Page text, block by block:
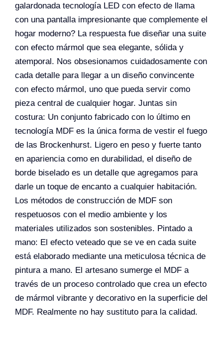
galardonada tecnología LED con efecto de llama
con una pantalla impresionante que complemente el
hogar moderno? La respuesta fue diseñar una suite
con efecto mármol que sea elegante, sólida y
atemporal. Nos obsesionamos cuidadosamente con
cada detalle para llegar a un diseño convincente
con efecto mármol, uno que pueda servir como
pieza central de cualquier hogar. Juntas sin
costura: Un conjunto fabricado con lo último en
tecnología MDF es la única forma de vestir el fuego
de las Brockenhurst. Ligero en peso y fuerte tanto
en apariencia como en durabilidad, el diseño de
borde biselado es un detalle que agregamos para
darle un toque de encanto a cualquier habitación.
Los métodos de construcción de MDF son
respetuosos con el medio ambiente y los
materiales utilizados son sostenibles. Pintado a
mano: El efecto veteado que se ve en cada suite
está elaborado mediante una meticulosa técnica de
pintura a mano. El artesano sumerge el MDF a
través de un proceso controlado que crea un efecto
de mármol vibrante y decorativo en la superficie del
MDF. Realmente no hay sustituto para la calidad.